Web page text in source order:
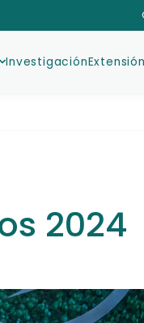
InvestigaciónExtensión
2024